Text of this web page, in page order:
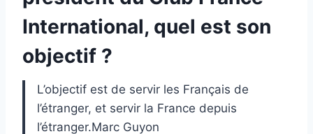
International, quel est son
objectif ?
L’objectif est de servir les Français de
l’étranger, et servir la France depuis
l’étranger.Marc Guyon